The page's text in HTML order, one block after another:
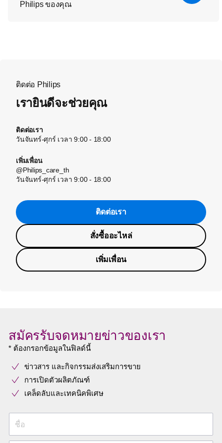
Philips ของคุณ
ติดต่อ Philips
เรายินดีจะช่วยคุณ
ติดต่อเรา
วันจันทร์-ศุกร์ เวลา 9:00 - 18:00
เพิ่มเพื่อน
@Philips_care_th
วันจันทร์-ศุกร์ เวลา 9:00 - 18:00
ติดต่อเรา
สั่งซื้ออะไหล่
เพิ่มเพื่อน
สมัครรับจดหมายข่าวของเรา
* ต้องกรอกข้อมูลในฟิลด์นี้
ข่าวสาร และกิจกรรมส่งเสริมการขาย
การเปิดตัวผลิตภัณฑ์
เคล็ดลับและเทคนิคพิเศษ
ชื่อ